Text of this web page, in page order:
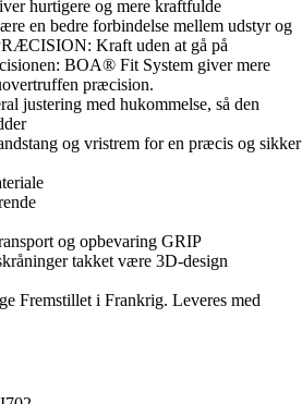
hurtigere og mere kraftfulde
en bedre forbindelse mellem udstyr og
Kraft uden at gå på
BOA® Fit System giver mere
præcision.
justering med hukommelse, så den
og vristrem for en præcis og sikker
og opbevaring GRIP
takket være 3D-design
Fremstillet i Frankrig. Leveres med